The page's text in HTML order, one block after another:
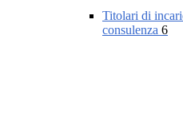
Titolari di
consulenza 6